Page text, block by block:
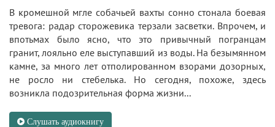
В кромешной мгле собачьей вахты сонно стонала боевая
тревога: радар сторожевика терзали засветки. Впрочем, и
впотьмах было ясно, что это привычный погранцам
гранит, лояльно еле выступавший из воды. На безымянном
камне, за много лет отполированном взорами дозорных,
не росло ни стебелька. Но сегодня, похоже, здесь
возникла подозрительная форма жизни...
Слушать аудиокнигу